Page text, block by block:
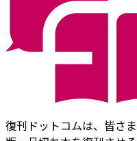
復刊ドットコムは、皆さ